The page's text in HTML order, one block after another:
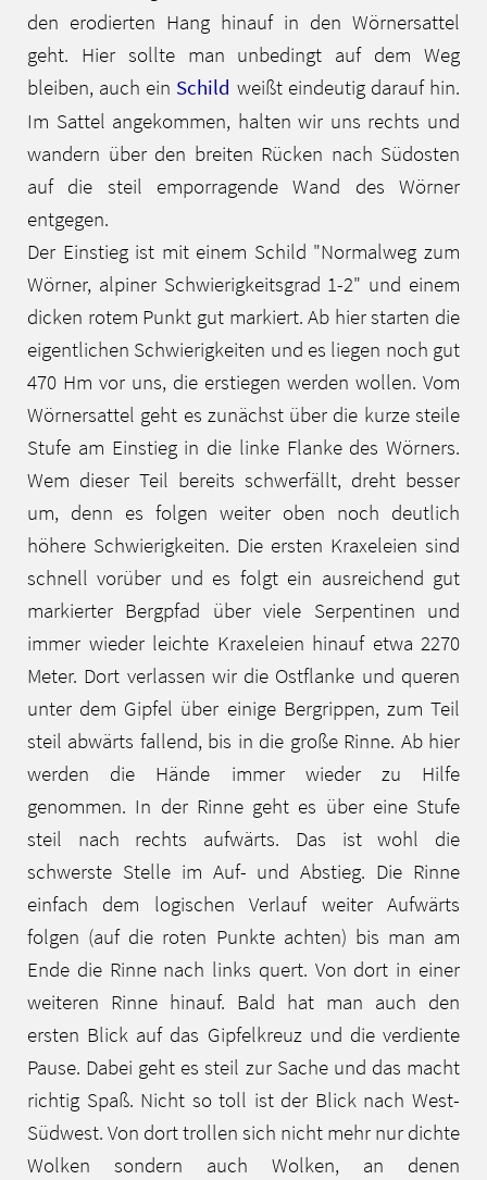
den erodierten Hang hinauf in den Wörnersattel
geht. Hier sollte man unbedingt auf dem Weg
bleiben, auch ein Schild weißt eindeutig darauf hin.
Im Sattel angekommen, halten wir uns rechts und
wandern über den breiten Rücken nach Südosten
auf die steil emporragende Wand des Wörner
entgegen.
Der Einstieg ist mit einem Schild "Normalweg zum
Wörner, alpiner Schwierigkeitsgrad 1-2" und einem
dicken rotem Punkt gut markiert. Ab hier starten die
eigentlichen Schwierigkeiten und es liegen noch gut
470 Hm vor uns, die erstiegen werden wollen. Vom
Wörnersattel geht es zunächst über die kurze steile
Stufe am Einstieg in die linke Flanke des Wörners.
Wem dieser Teil bereits schwerfällt, dreht besser
um, denn es folgen weiter oben noch deutlich
höhere Schwierigkeiten. Die ersten Kraxeleien sind
schnell vorüber und es folgt ein ausreichend gut
markierter Bergpfad über viele Serpentinen und
immer wieder leichte Kraxeleien hinauf etwa 2270
Meter. Dort verlassen wir die Ostflanke und queren
unter dem Gipfel über einige Bergrippen, zum Teil
steil abwärts fallend, bis in die große Rinne. Ab hier
werden die Hände immer wieder zu Hilfe
genommen. In der Rinne geht es über eine Stufe
steil nach rechts aufwärts. Das ist wohl die
schwerste Stelle im Auf- und Abstieg. Die Rinne
einfach dem logischen Verlauf weiter Aufwärts
folgen (auf die roten Punkte achten) bis man am
Ende die Rinne nach links quert. Von dort in einer
weiteren Rinne hinauf. Bald hat man auch den
ersten Blick auf das Gipfelkreuz und die verdiente
Pause. Dabei geht es steil zur Sache und das macht
richtig Spaß. Nicht so toll ist der Blick nach West-
Südwest. Von dort trollen sich nicht mehr nur dichte
Wolken sondern auch Wolken, an denen